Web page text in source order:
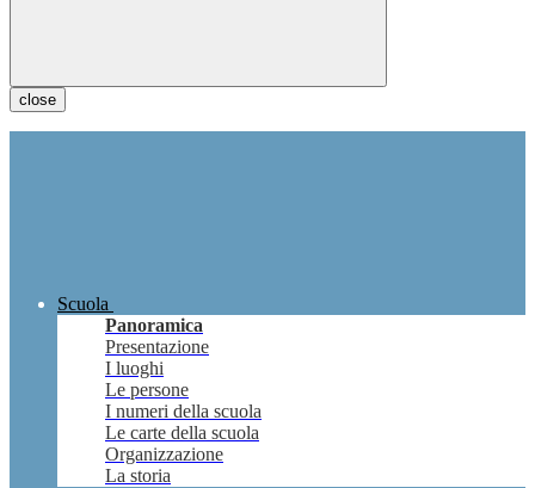
close
Scuola
Panoramica
Presentazione
I luoghi
Le persone
I numeri della scuola
Le carte della scuola
Organizzazione
La storia